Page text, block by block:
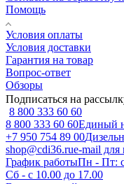
Помощь
Условия оплаты
Условия доставки
Гарантия на товар
Вопрос-ответ
Обзоры
Подписаться на
8 800 333 60 60
8 800 333 60 60Единый
+7 950 754 89 00
shop@cdi36.rue-mail для
График работыПн - Пт:
Сб - с 10.00 до 17.00